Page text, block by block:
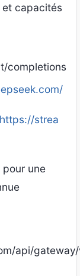
capacités
completions
https://strea
une
api/